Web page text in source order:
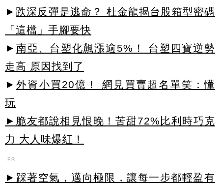
► 跌深反彈是逃命？ 杜金龍揭台股箱型密碼
「這檔」手腳要快
► 南亞、台塑化飆漲逾5%！ 台塑四寶逆勢
走高 原因找到了
► 外資小買20億！ 網見買賣超名單笑：懂
玩
►脆友都說相見恨晚！苦甜72%比利時巧克
力 大人味爆紅！
PR
►踩著空氣，邁向極限，讓每一步都輕盈有